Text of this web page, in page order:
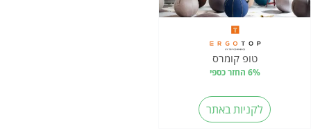
טופ קומרס
6% החזר כספי
לקניות באתר